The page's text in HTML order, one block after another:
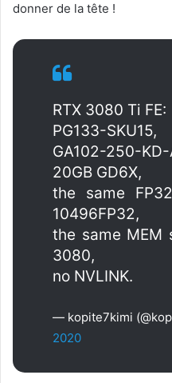
donner de la tête !
RTX 3080 Ti FE:
PG133-SKU15,
GA102-250-KD-
20GB GD6X,
the same
10496FP32,
the same MEM
3080,
no NVLINK.
— kopite7kimi
2020